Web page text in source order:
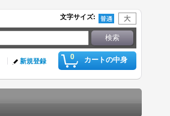
文字サイズ:
0 カートの中身
新規登録